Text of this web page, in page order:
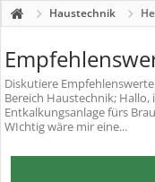
Haustechnik
Diskutiere
Bereich Haustechnik;
Entkalkungsanlage fürs
WIchtig wäre mir eine...